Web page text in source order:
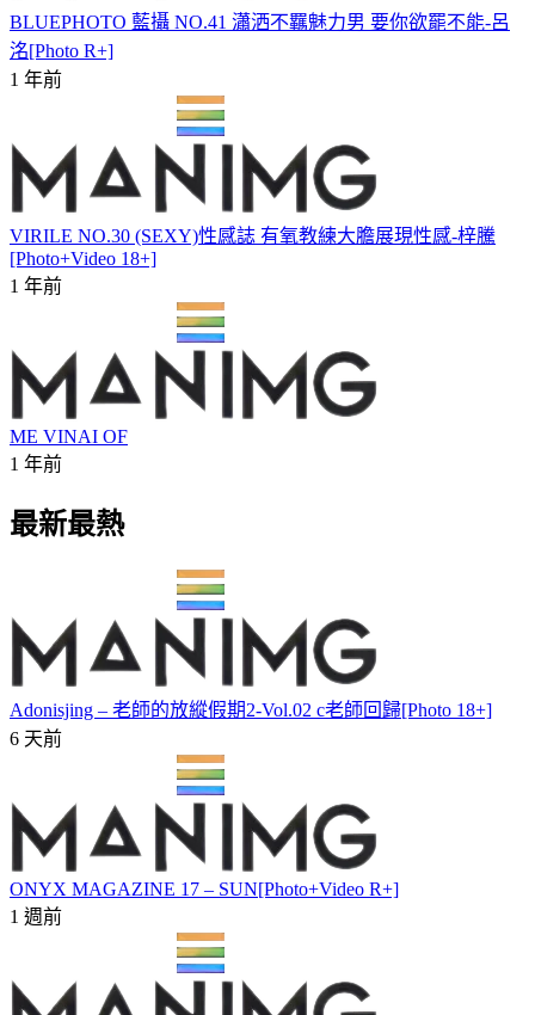
BLUEPHOTO 藍攝 NO.41 瀟洒不羈魅力男 要你欲罷不能-呂
洺[Photo R+]
1 年前
VIRILE NO.30 (SEXY)性感誌 有氧教練大膽展現性感-梓騰
[Photo+Video 18+]
1 年前
ME VINAI OF
1 年前
最新最熱
Adonisjing – 老師的放縱假期2-Vol.02 c老師回歸[Photo 18+]
6 天前
ONYX MAGAZINE 17 – SUN[Photo+Video R+]
1 週前